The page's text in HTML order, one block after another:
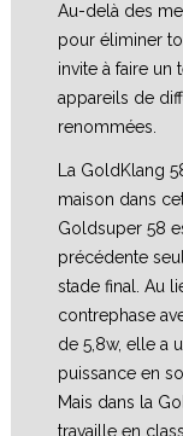
Au-delà des
pour éliminer
invite à faire un
appareils de
renommées.
La GoldKlang
maison dans
Goldsuper 58
précédente
stade final. Au
contrephase
de 5,8w, elle a
puissance en
Mais dans la
travaille en